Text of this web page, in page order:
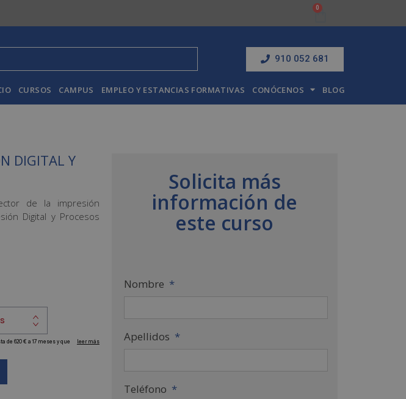
910 052 681
CURSOS CAMPUS EMPLEO Y ESTANCIAS FORMATIVAS CONÓCENOS BLOG
DIGITAL Y
de la impresión
Digital y Procesos
Solicita más
información de
este curso
Nombre *
Apellidos *
Teléfono *